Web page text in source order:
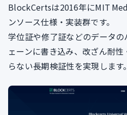
BlockCertsは2016年にMIT
ンソース仕様・実装群です。
学位証や修了証などのデータ
ェーンに書き込み、改ざん耐
らない長期検証性を実現します。